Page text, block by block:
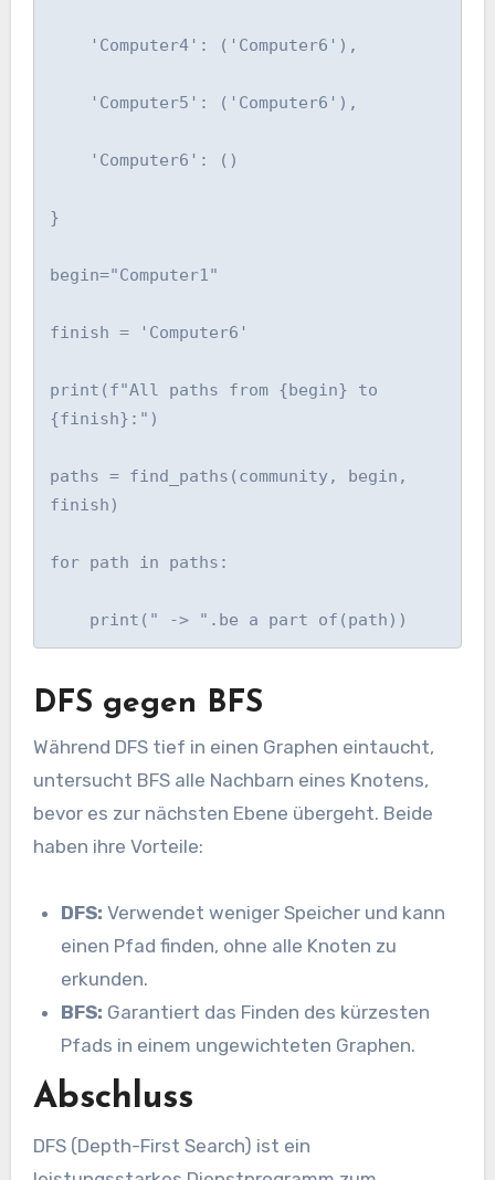
'Computer4': ('Computer6'),
'Computer5': ('Computer6'),
'Computer6': ()
}
begin="Computer1"
finish = 'Computer6'
print(f"All paths from {begin} to
{finish}:")
paths = find_paths(community, begin,
finish)
for path in paths:
print(" -> ".be a part of(path))
DFS gegen BFS
Während DFS tief in einen Graphen eintaucht,
untersucht BFS alle Nachbarn eines Knotens,
bevor es zur nächsten Ebene übergeht. Beide
haben ihre Vorteile:
DFS: Verwendet weniger Speicher und kann
einen Pfad finden, ohne alle Knoten zu
erkunden.
BFS: Garantiert das Finden des kürzesten
Pfads in einem ungewichteten Graphen.
Abschluss
DFS (Depth-First Search) ist ein